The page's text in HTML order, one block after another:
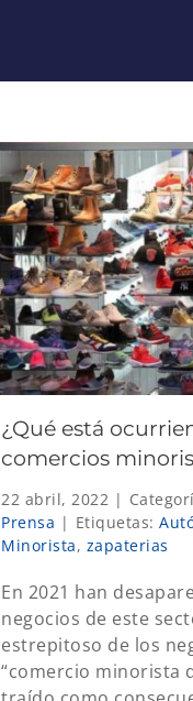
¿Qué está
comercios
22 abril, 2022 |
Prensa | Etiquetas:
Minorista, zapaterias
En 2021 han
negocios de este
estrepitoso de los
“comercio minorista